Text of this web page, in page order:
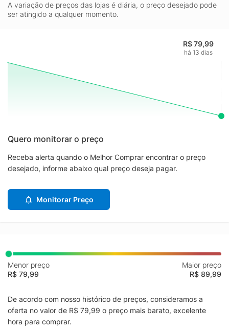
A variação de preços das lojas é diária, o preço desejado pode
ser atingido a qualquer momento.
R$ 79,99
há 13 dias
Quero monitorar o preço
Receba alerta quando o Melhor Comprar encontrar o preço
desejado, informe abaixo qual preço deseja pagar.
Monitorar Preço
Menor preço
R$ 79,99
Maior preço
R$ 89,99
De acordo com nosso histórico de preços, consideramos a
oferta no valor de R$ 79,99 o preço mais barato, excelente
hora para comprar.